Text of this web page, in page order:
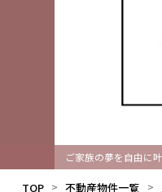
ご家族の夢を自由に
TOP 不動産物件一覧